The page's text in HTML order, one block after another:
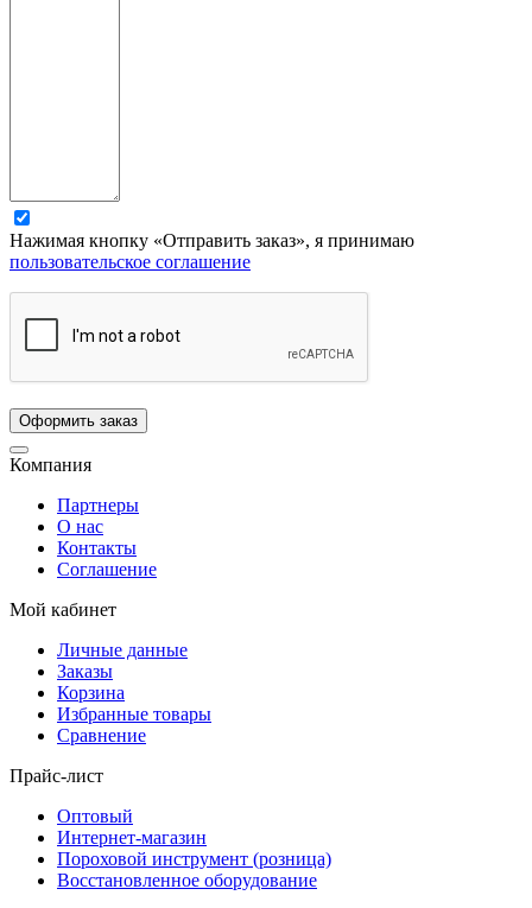
Нажимая кнопку «Отправить заказ», я принимаю
пользовательское соглашение
Компания
Партнеры
О нас
Контакты
Соглашение
Мой кабинет
Личные данные
Заказы
Корзина
Избранные товары
Сравнение
Прайс-лист
Оптовый
Интернет-магазин
Пороховой инструмент (розница)
Восстановленное оборудование